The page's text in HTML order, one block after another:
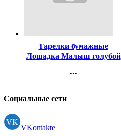
Тарелки бумажные
Лошадка Малыш голубой
...
Регистрация
Социальные сети
VKontakte